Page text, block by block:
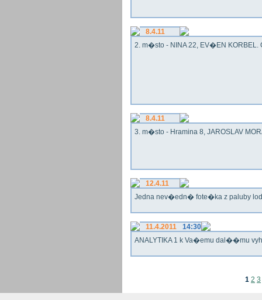
8.4.11
2. m�sto - NINA 22, EV�EN KORBEL.
8.4.11
3. m�sto - Hramina 8, JAROSLAV
12.4.11
Jedna nev�edn� fote�ka z paluby
11.4.2011
14:30
ANALYTIKA 1 k Va�emu dal��mu
1 2 3